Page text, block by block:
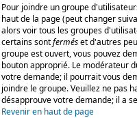
Pour joindre un groupe
haut de la page (peut changer
alors voir tous les groupes
certains sontferméset d'autres
groupe est ouvert, vous pouvez
bouton approprié. Le modérateur
votre demande; il pourrait vous
joindre le groupe. Veuillez ne pas
désapprouve votre demande; il a
Revenir en haut de page